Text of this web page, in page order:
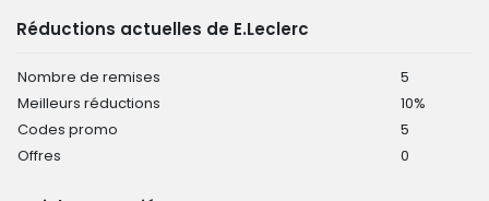
Réductions actuelles de E.Leclerc
Nombre de remises
5
Meilleurs réductions
10%
Codes promo
5
Offres
0